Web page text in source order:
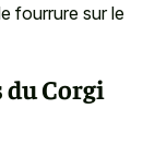
fourrure sur le
du Corgi